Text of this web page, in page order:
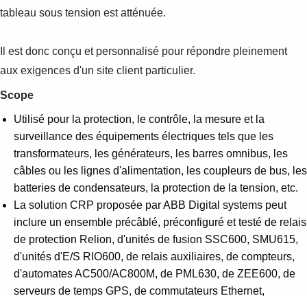
Suggestions
Products
Shopping list preview
tableau sous tension est atténuée.
Il est donc conçu et personnalisé pour répondre pleinement
aux exigences d'un site client particulier.
Scope
Utilisé pour la protection, le contrôle, la mesure et la
surveillance des équipements électriques tels que les
transformateurs, les générateurs, les barres omnibus, les
câbles ou les lignes d'alimentation, les coupleurs de bus, les
batteries de condensateurs, la protection de la tension, etc.
La solution CRP proposée par ABB Digital systems peut
inclure un ensemble précâblé, préconfiguré et testé de relais
de protection Relion, d'unités de fusion SSC600, SMU615,
d'unités d'E/S RIO600, de relais auxiliaires, de compteurs,
d'automates AC500/AC800M, de PML630, de ZEE600, de
serveurs de temps GPS, de commutateurs Ethernet,